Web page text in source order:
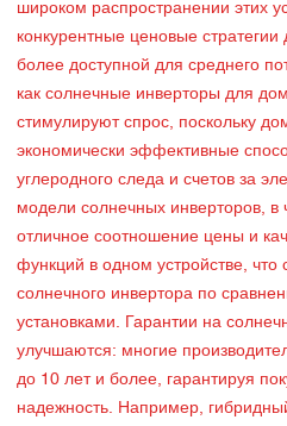
широком распространении этих
конкурентные ценовые
более доступной для среднего
как солнечные инверторы для
стимулируют спрос, поскольку
экономически эффективные
углеродного следа и счетов за
модели солнечных инверторов, в
отличное соотношение цены и
функций в одном устройстве,
солнечного инвертора по
установками. Гарантии на
улучшаются: многие
до 10 лет и более, гарантируя
надежность. Например,